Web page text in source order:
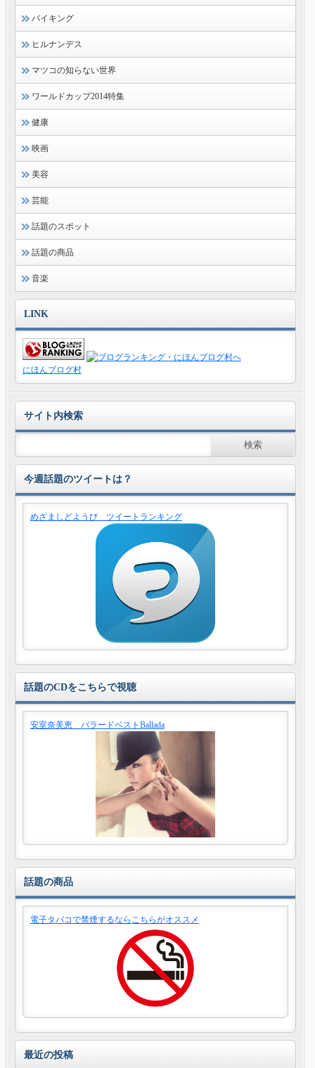
バイキング
ヒルナンデス
マツコの知らない世界
ワールドカップ2014特集
健康
映画
美容
芸能
話題のスポット
話題の商品
音楽
LINK
にほんブログ村
サイト内検索
今週話題のツイートは？
めざましどようび ツイートランキング
話題のCDをこちらで視聴
安室奈美恵 バラードベストBallada
話題の商品
電子タバコで禁煙するならこちらがオススメ
最近の投稿